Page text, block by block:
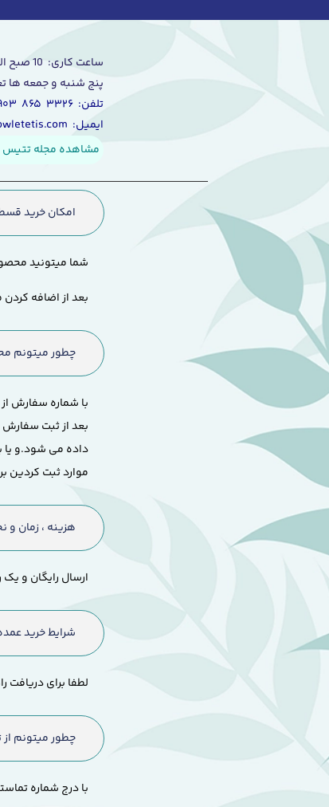
یکی
که
حوله
ساعت کاری: 10 صبح الی ۸ شب
پنج شنبه و جمعه ها
تلفن: ۳۳۲۶ ۸۶۵ ۰۹۰۳
ایمیل: info@howletetis.com
مشاهده مجله تتیس
امکان خرید
شما میتونید
بعد از اضافه
چطور میتونم
با شماره سفارش
بعد از ثبت
داده می شود.و
موارد ثبت کردین
هزینه ، زمان
ارسال رایگان و
شرایط خرید
لطفا برای
چطور میتونم
با درج شماره